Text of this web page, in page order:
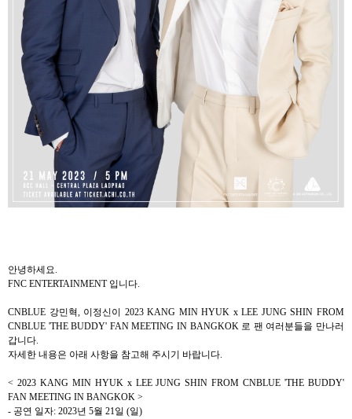
안녕하세요.
FNC ENTERTAINMENT 입니다.
CNBLUE 강민혁, 이정신이 2023 KANG MIN HYUK x LEE JUNG SHIN FROM
CNBLUE 'THE BUDDY' FAN MEETING IN BANGKOK 로 팬 여러분들을 만나러
갑니다.
자세한 내용은 아래 사항을 참고해 주시기 바랍니다.
< 2023 KANG MIN HYUK x LEE JUNG SHIN FROM CNBLUE 'THE BUDDY'
FAN MEETING IN BANGKOK >
- 공연 일자: 2023년 5월 21일 (일)